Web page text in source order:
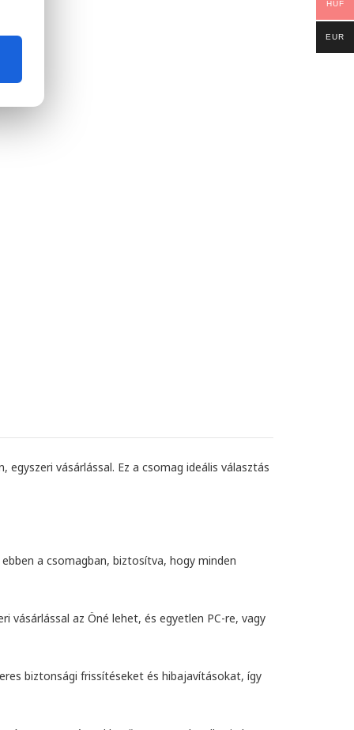
vásárlással. Ez a csomag ideális választás
a csomagban, biztosítva, hogy minden
vásárlással az Öné lehet, és egyetlen PC-re, vagy
biztonsági frissítéseket és hibajavításokat, így
HUF
EUR